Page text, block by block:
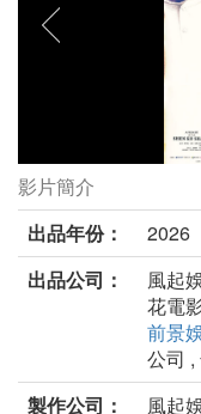
深度安靜劇照
影片簡介
出品年份：
2026
出品公司：
風起
花電
前景
公司 ,
製作公司：
風起